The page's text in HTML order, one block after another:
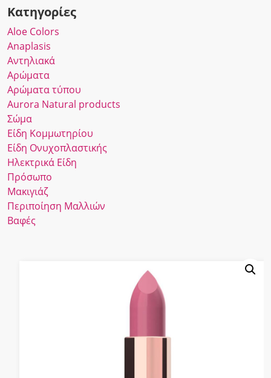
Κατηγορίες
Αloe Colors
Anaplasis
Αντηλιακά
Αρώματα
Αρώματα τύπου
Αurora Νatural products
Σώμα
Είδη Κομμωτηρίου
Είδη Ονυχοπλαστικής
Ηλεκτρικά Είδη
Πρόσωπο
Μακιγιάζ
Περιποίηση Μαλλιών
Βαφές